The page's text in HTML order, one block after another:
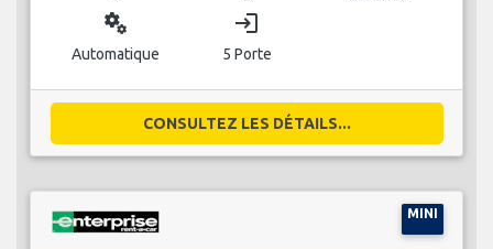
miscellaneous_services
Automatique
login
5 Porte
CONSULTEZ LES DÉTAILS...
MINI